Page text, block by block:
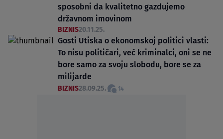
sposobni da kvalitetno gazdujemo
državnom imovinom
BIZNIS20.11.25.
Gosti Utiska o ekonomskoj politici vlasti:
To nisu političari, već kriminalci, oni se ne
bore samo za svoju slobodu, bore se za
milijarde
BIZNIS28.09.25. 14